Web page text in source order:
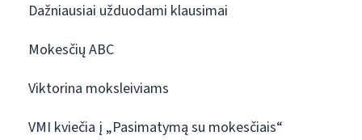
Dažniausiai užduodami klausimai
Mokesčių ABC
Viktorina moksleiviams
VMI kviečia į „Pasimatymą su mokesčiais“